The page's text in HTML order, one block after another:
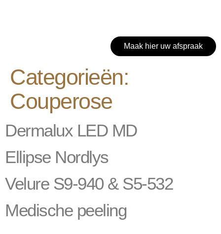
Maak hier uw afspraak
Categorieën:
Couperose
Dermalux LED MD
Ellipse Nordlys
Velure S9-940 & S5-532
Medische peeling